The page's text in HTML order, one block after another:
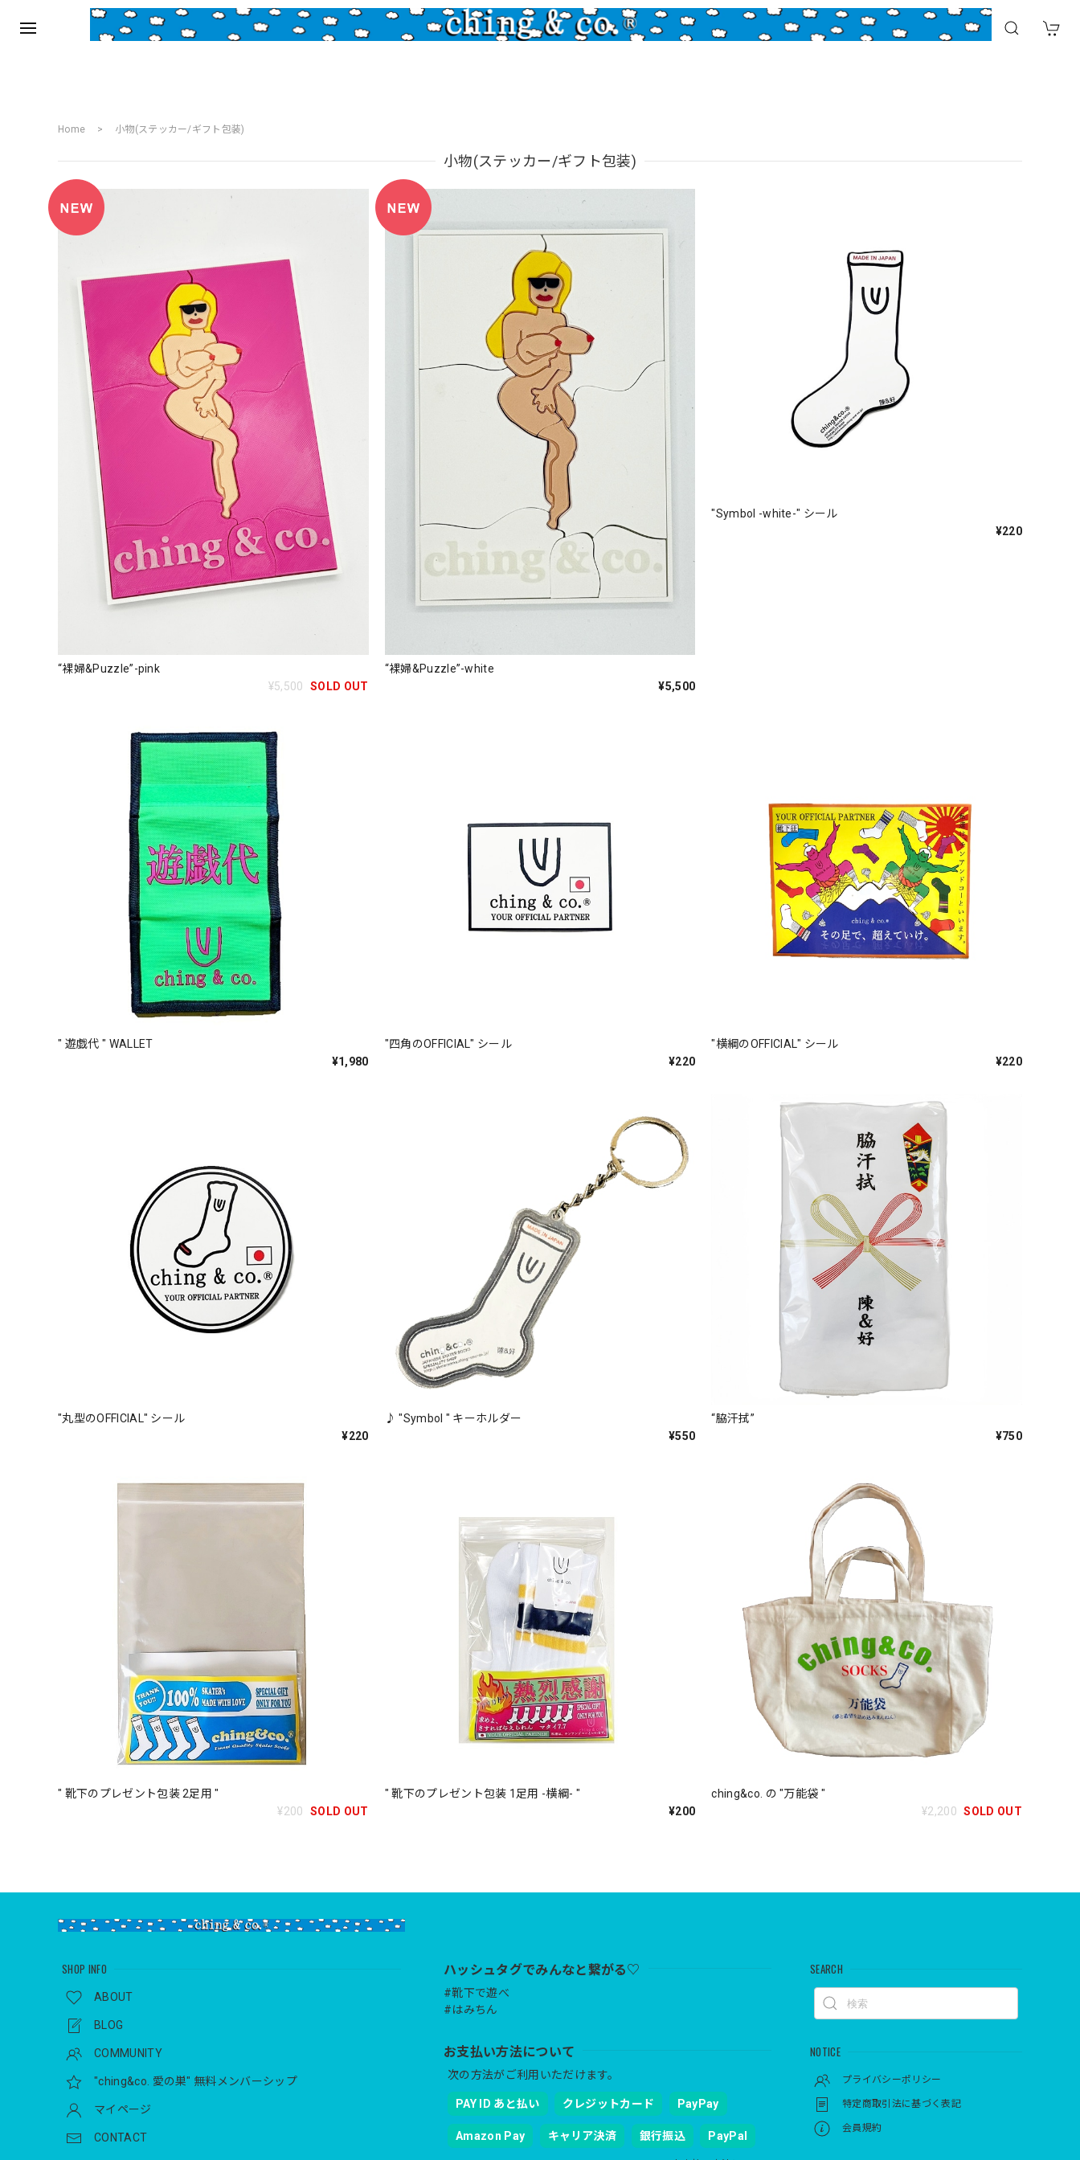
Home 小物(ステッカー/ギフト包装)
小物(ステッカー/ギフト包装)
“裸婦&Puzzle”-pink
¥5,500
SOLD OUT
“裸婦&Puzzle”-white
¥5,500
"Symbol -white-" シール
¥220
" 遊戯代 " WALLET
¥1,980
"四角のOFFICIAL" シール
¥220
"横綱のOFFICIAL" シール
¥220
"丸型のOFFICIAL" シール
¥220
♪ "Symbol " キーホルダー
¥550
“脇汗拭”
¥750
" 靴下のプレゼント包装 2足用 "
¥200
SOLD OUT
" 靴下のプレゼント包装 1足用 -横綱- "
¥200
ching&co. の "万能袋 "
¥2,200 SOLD OUT
SHOP INFO
ABOUT
BLOG
COMMUNITY
"ching&co. 愛の巣" 無料メンバーシップ
マイページ
CONTACT
ハッシュタグでみんなと繋がる♡
#靴下で遊べ
#はみちん
お支払い方法について
次の方法がご利用いただけます。
PAY ID あと払い クレジットカード PayPay
Amazon Pay キャリア決済 銀行振込 PayPal
SEARCH
NOTICE
プライバシーポリシー
特定商取引法に基づく表記
会員規約